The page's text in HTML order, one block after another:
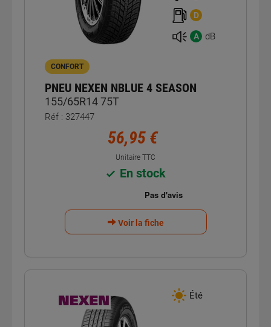
D
A dB
CONFORT
PNEU NEXEN NBLUE 4 SEASON
155/65R14 75T
Réf : 327447
56,95 €
Unitaire TTC
En stock
Voir la fiche
Été